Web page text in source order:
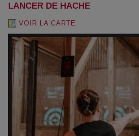
LANCER DE HACHE
VOIR LA CARTE